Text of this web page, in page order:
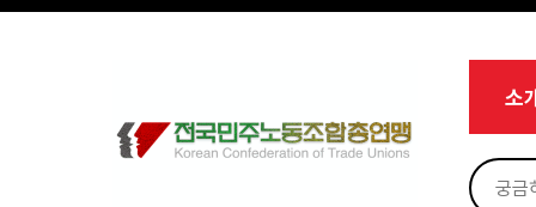
메뉴 건너뛰기
소